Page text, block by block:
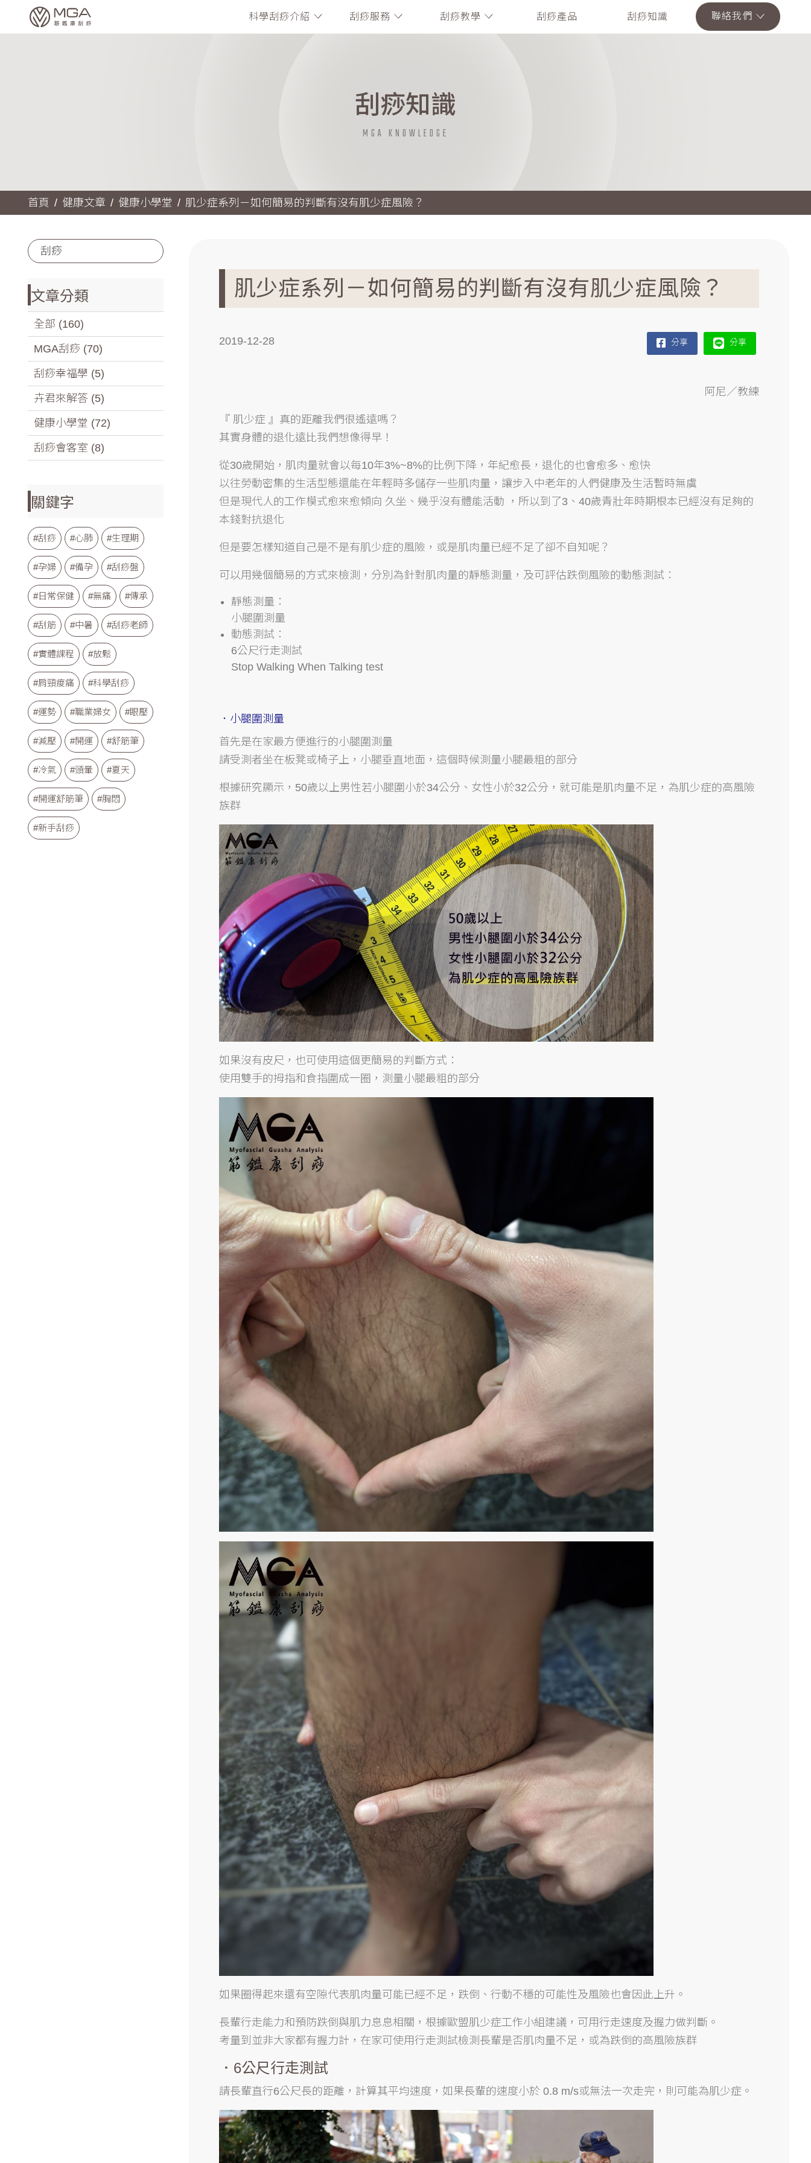
科學刮痧介紹 刮痧服務 刮痧教學 刮痧產品 刮痧知識 聯絡我們
刮痧知識
MGA KNOWLEDGE
首頁 健康文章 健康小學堂 肌少症系列－如何簡易的判斷有沒有肌少症風險？
文章分類
全部 (160)
MGA刮痧 (70)
刮痧幸福學 (5)
卉君來解答 (5)
健康小學堂 (72)
刮痧會客室 (8)
關鍵字
#刮痧 #心肺 #生理期
#孕婦 #備孕 #刮痧盤
#日常保健 #無痛 #傳承
#刮筋 #中暑 #刮痧老師
#實體課程 #放鬆
#肩頸痠痛 #科學刮痧
#運勢 #職業婦女 #眼壓
#減壓 #開運 #舒筋筆
#冷氣 #頭暈 #夏天
#開運舒筋筆 #胸悶
#新手刮痧
肌少症系列－如何簡易的判斷有沒有肌少症風險？
2019-12-28 分享 分享
阿尼／教練
『 肌少症 』真的距離我們很遙遠嗎？
其實身體的退化遠比我們想像得早！
從30歲開始，肌肉量就會以每10年3%~8%的比例下降，年紀愈長，退化的也會愈多、愈快
以往勞動密集的生活型態還能在年輕時多儲存一些肌肉量，讓步入中老年的人們健康及生活暫時無虞
但是現代人的工作模式愈來愈傾向 久坐、幾乎沒有體能活動 ，所以到了3、40歲青壯年時期根本已經沒有足夠的
本錢對抗退化
但是要怎樣知道自己是不是有肌少症的風險，或是肌肉量已經不足了卻不自知呢？
可以用幾個簡易的方式來檢測，分別為針對肌肉量的靜態測量，及可評估跌倒風險的動態測試：
靜態測量：
小腿圍測量
動態測試：
6公尺行走測試
Stop Walking When Talking test
．小腿圍測量
首先是在家最方便進行的小腿圍測量
請受測者坐在板凳或椅子上，小腿垂直地面，這個時候測量小腿最粗的部分
根據研究顯示，50歲以上男性若小腿圍小於34公分、女性小於32公分，就可能是肌肉量不足，為肌少症的高風險
族群
如果沒有皮尺，也可使用這個更簡易的判斷方式：
使用雙手的拇指和食指圍成一圈，測量小腿最粗的部分
如果圈得起來還有空隙代表肌肉量可能已經不足，跌倒、行動不穩的可能性及風險也會因此上升。
長輩行走能力和預防跌倒與肌力息息相關，根據歐盟肌少症工作小組建議，可用行走速度及握力做判斷。
考量到並非大家都有握力計，在家可使用行走測試檢測長輩是否肌肉量不足，或為跌倒的高風險族群
．6公尺行走測試
請長輩直行6公尺長的距離，計算其平均速度，如果長輩的速度小於 0.8 m/s或無法一次走完，則可能為肌少症。